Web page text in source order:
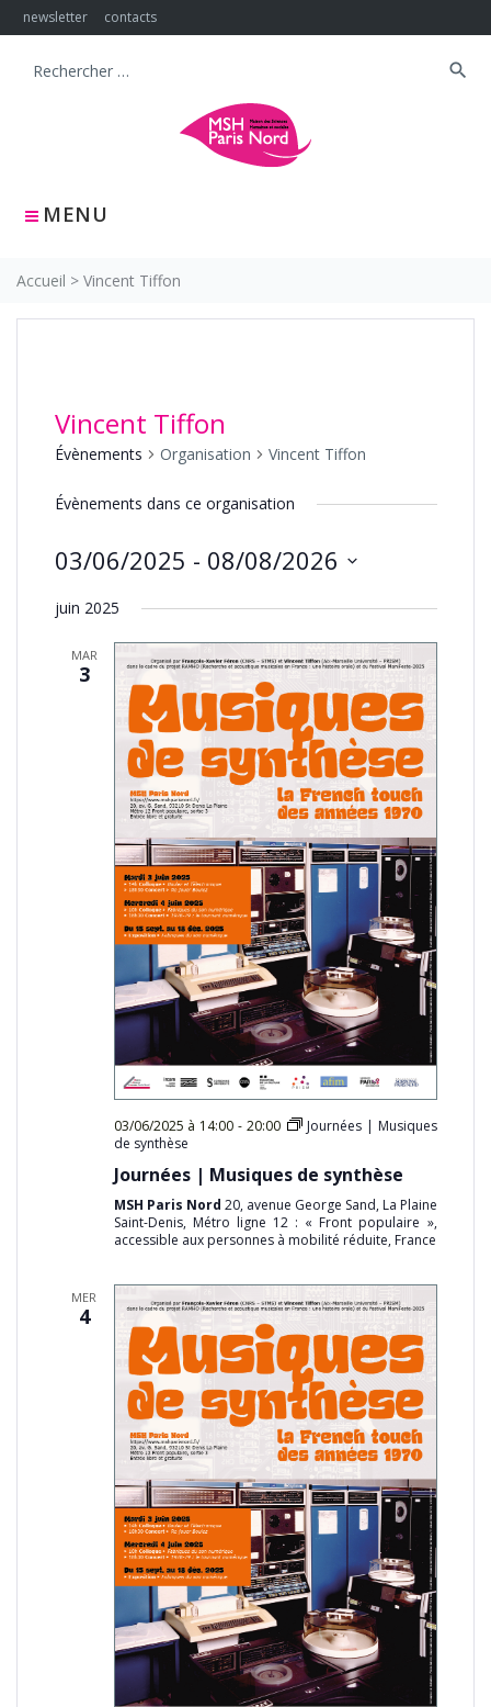
Skip
to
newsletter contacts
MENU
Search
search
Accueil > Vincent Tiffon
Vincent Tiffon
Évènements Organisation Vincent Tiffon
Évènements dans ce organisation
03/06/2025 - 08/08/2026
une
juin 2025
MAR
3
03/06/2025 à 14:00 - 20:00
Journées | Musiques
de synthèse
Journées | Musiques de synthèse
MSH Paris Nord 20, avenue George Sand, La Plaine
Saint-Denis, Métro ligne 12 : « Front populaire »,
accessible aux personnes à mobilité réduite, France
MER
4